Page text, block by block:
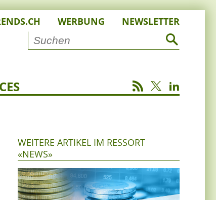
WERBUNG NEWSLETTER
WEITERE ARTIKEL IM RESSORT
«NEWS»